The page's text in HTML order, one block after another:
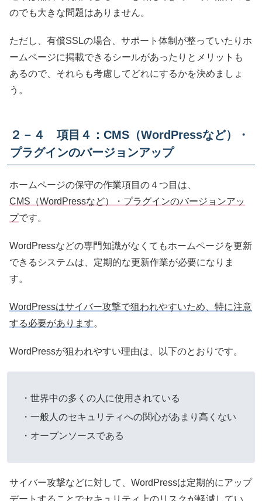
のでも大きな問題はありません。
ただし、有償SSLの場合、サポート体制が整っていたりホ
ームページに掲載できるシールがあったりとメリットも
あるので、それらも考慮してどれにするかを決めましょ
う。
２－４ 項目４：CMS（WordPressなど）・
プラグインのバージョンアップ
ホームページの保守の作業項目の４つ目は、
CMS（WordPressなど）・プラグインのバージョンアッ
プです。
WordPressなどの専門知識がなくてもホームページを更新
できるシステムは、定期的な更新作業が必要になりま
す。
WordPressはサイバー攻撃で狙われやすいため、特に注意
する必要があります。
WordPressが狙われやすい理由は、以下のとおりです。
・世界中の多くの人に使用されている
・一般人のセキュリティへの関心があまり高くない
・オープンソースである
サイバー攻撃などに対して、WordPressは定期的にアップ
デートすることでセキュリティ上のリスクが軽減してい